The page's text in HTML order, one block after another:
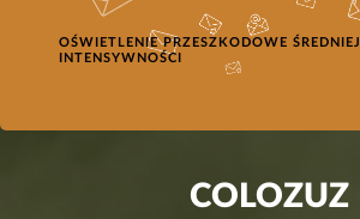
OŚWIETLENIE PRZESZKODOWE ŚREDNIEJ
INTENSYWNOŚCI
COLOZUZ